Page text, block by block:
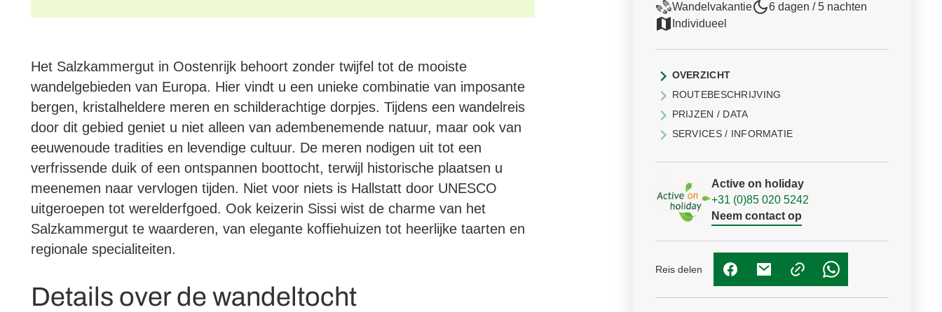
Het Salzkammergut in Oostenrijk behoort zonder twijfel tot de mooiste
wandelgebieden van Europa. Hier vindt u een unieke combinatie van imposante
bergen, kristalheldere meren en schilderachtige dorpjes. Tijdens een wandelreis
door dit gebied geniet u niet alleen van adembenemende natuur, maar ook van
eeuwenoude tradities en levendige cultuur. De meren nodigen uit tot een
verfrissende duik of een ontspannen boottocht, terwijl historische plaatsen u
meenemen naar vervlogen tijden. Niet voor niets is Hallstatt door UNESCO
uitgeroepen tot werelderfgoed. Ook keizerin Sissi wist de charme van het
Salzkammergut te waarderen, van elegante koffiehuizen tot heerlijke taarten en
regionale specialiteiten.
Details over de wandeltocht
Wandelvakantie
6 dagen / 5 nachten
Individueel
OVERZICHT
ROUTEBESCHRIJVING
PRIJZEN / DATA
SERVICES / INFORMATIE
Active on holiday
+31 (0)85 020 5242
Neem contact op
Reis delen
(Link opent in nieuw tabblad)
(Link opent in nieuw tabblad)
(Link opent in nieuw